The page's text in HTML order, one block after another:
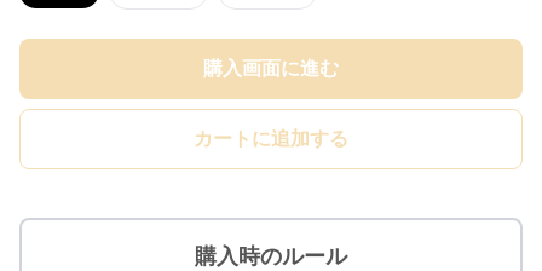
購入画面に進む
カートに追加する
購入時のルール